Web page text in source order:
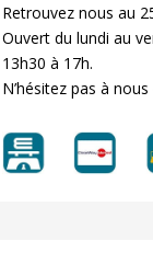
Retrouvez nous au
Ouvert du lundi au
13h30 à 17h.
N’hésitez pas à